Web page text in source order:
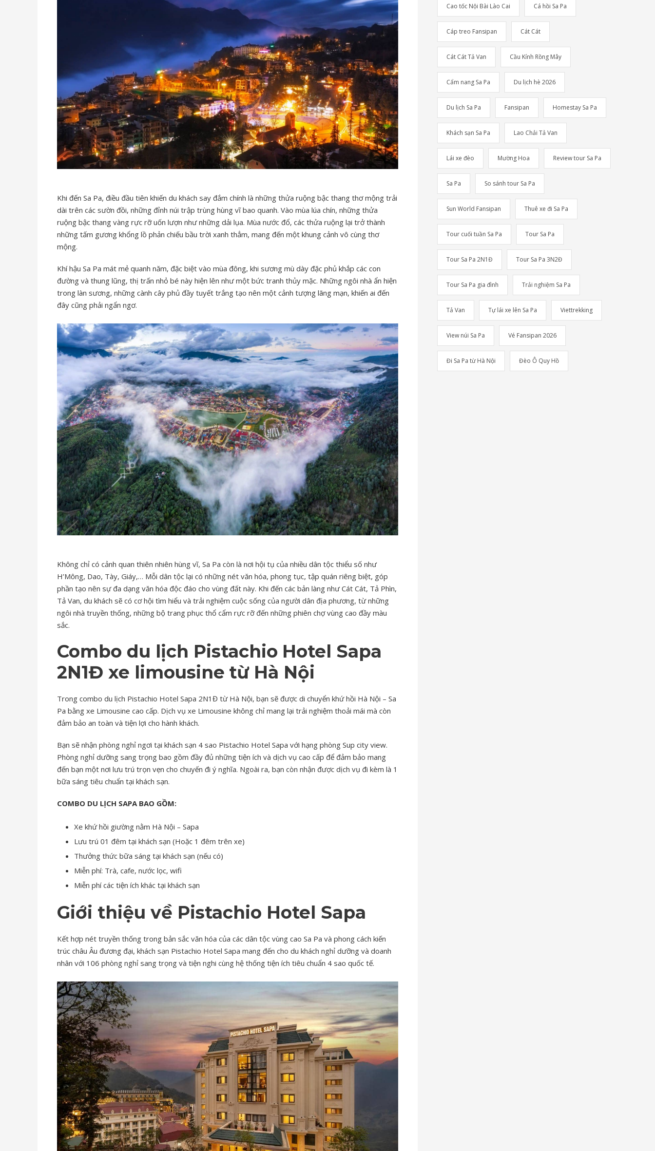
Khi đến Sa Pa, điều đầu tiên khiến du khách say đắm chính là những thửa ruộng bậc thang thơ mộng trải
dài trên các sườn đồi, những đỉnh núi trập trùng hùng vĩ bao quanh. Vào mùa lúa chín, những thửa
ruộng bậc thang vàng rực rỡ uốn lượn như những dải lụa. Mùa nước đổ, các thửa ruộng lại trở thành
những tấm gương khổng lồ phản chiếu bầu trời xanh thẳm, mang đến một khung cảnh vô cùng thơ
mộng.
Khí hậu Sa Pa mát mẻ quanh năm, đặc biệt vào mùa đông, khi sương mù dày đặc phủ khắp các con
đường và thung lũng, thị trấn nhỏ bé này hiện lên như một bức tranh thủy mặc. Những ngôi nhà ẩn hiện
trong làn sương, những cành cây phủ đầy tuyết trắng tạo nên một cảnh tượng lãng mạn, khiến ai đến
đây cũng phải ngẩn ngơ.
Không chỉ có cảnh quan thiên nhiên hùng vĩ, Sa Pa còn là nơi hội tụ của nhiều dân tộc thiểu số như
H’Mông, Dao, Tày, Giáy,… Mỗi dân tộc lại có những nét văn hóa, phong tục, tập quán riêng biệt, góp
phần tạo nên sự đa dạng văn hóa độc đáo cho vùng đất này. Khi đến các bản làng như Cát Cát, Tả Phìn,
Tả Van, du khách sẽ có cơ hội tìm hiểu và trải nghiệm cuộc sống của người dân địa phương, từ những
ngôi nhà truyền thống, những bộ trang phục thổ cẩm rực rỡ đến những phiên chợ vùng cao đầy màu
sắc.
Combo du lịch Pistachio Hotel Sapa
2N1Đ xe limousine từ Hà Nội
Trong combo du lịch Pistachio Hotel Sapa 2N1Đ từ Hà Nội, bạn sẽ được di chuyển khứ hồi Hà Nội – Sa
Pa bằng xe Limousine cao cấp. Dịch vụ xe Limousine không chỉ mang lại trải nghiệm thoải mái mà còn
đảm bảo an toàn và tiện lợi cho hành khách.
Bạn sẽ nhận phòng nghỉ ngơi tại khách sạn 4 sao Pistachio Hotel Sapa với hạng phòng Sup city view.
Phòng nghỉ dưỡng sang trọng bao gồm đầy đủ những tiện ích và dịch vụ cao cấp để đảm bảo mang
đến bạn một nơi lưu trú trọn vẹn cho chuyến đi ý nghĩa. Ngoài ra, bạn còn nhận được dịch vụ đi kèm là 1
bữa sáng tiêu chuẩn tại khách sạn.
COMBO DU LỊCH SAPA BAO GỒM:
Xe khứ hồi giường nằm Hà Nội – Sapa
Lưu trú 01 đêm tại khách sạn (Hoặc 1 đêm trên xe)
Thưởng thức bữa sáng tại khách sạn (nếu có)
Miễn phí: Trà, cafe, nước lọc, wifi
Miễn phí các tiện ích khác tại khách sạn
Giới thiệu về Pistachio Hotel Sapa
Kết hợp nét truyền thống trong bản sắc văn hóa của các dân tộc vùng cao Sa Pa và phong cách kiến
trúc châu Âu đương đại, khách sạn Pistachio Hotel Sapa mang đến cho du khách nghỉ dưỡng và doanh
nhân với 106 phòng nghỉ sang trọng và tiện nghi cùng hệ thống tiện ích tiêu chuẩn 4 sao quốc tế.
Cao tốc Nội Bài Lào Cai Cá hồi Sa Pa
Cáp treo Fansipan Cát Cát
Cát Cát Tả Van Cầu Kính Rồng Mây
Cẩm nang Sa Pa Du lịch hè 2026
Du lịch Sa Pa Fansipan Homestay Sa Pa
Khách sạn Sa Pa Lao Chải Tả Van
Lái xe đèo Mường Hoa Review tour Sa Pa
Sa Pa So sánh tour Sa Pa
Sun World Fansipan Thuê xe đi Sa Pa
Tour cuối tuần Sa Pa Tour Sa Pa
Tour Sa Pa 2N1Đ Tour Sa Pa 3N2Đ
Tour Sa Pa gia đình Trải nghiệm Sa Pa
Tả Van Tự lái xe lên Sa Pa Viettrekking
View núi Sa Pa Vé Fansipan 2026
Đi Sa Pa từ Hà Nội Đèo Ô Quy Hồ